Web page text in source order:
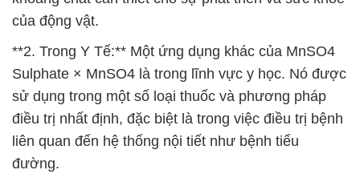
của động vật.
**2. Trong Y Tế:** Một ứng dụng khác của MnSO4
Sulphate × MnSO4 là trong lĩnh vực y học. Nó được
sử dụng trong một số loại thuốc và phương pháp
điều trị nhất định, đặc biệt là trong việc điều trị bệnh
liên quan đến hệ thống nội tiết như bệnh tiểu
đường.